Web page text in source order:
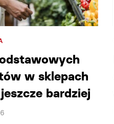
w sklepach
bardziej